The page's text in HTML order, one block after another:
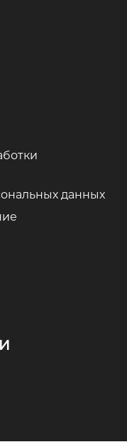
данных